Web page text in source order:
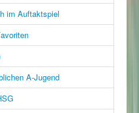
im Auftaktspiel
A-Jugend